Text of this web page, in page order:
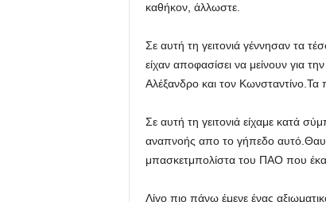
καθήκον, άλλωστε.
Σε αυτή τη γειτονιά γέννησαν τα
είχαν αποφασίσει να μείνουν για
Αλέξανδρο και τον Κωνσταντίνο.Τα
Σε αυτή τη γειτονιά είχαμε κατά
αναπνοής απο το γήπεδο
μπασκετμπολίστα του ΠΑΟ που
Λίγο πιο πάνω έμενε ένας